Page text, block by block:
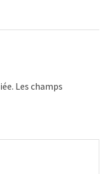
Les champs